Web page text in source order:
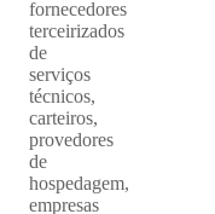
fornecedores
terceirizados
de
serviços
técnicos,
carteiros,
provedores
de
hospedagem,
empresas